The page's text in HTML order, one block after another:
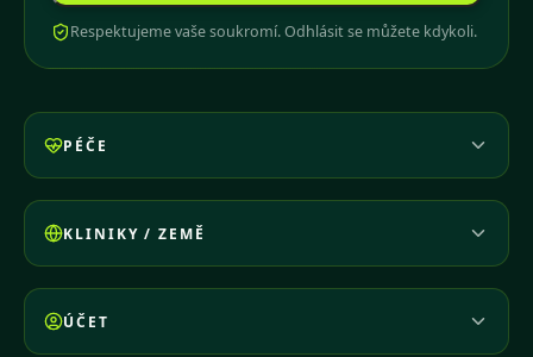
Respektujeme vaše soukromí. Odhlásit se můžete kdykoli.
PÉČE
KLINIKY / ZEMĚ
ÚČET